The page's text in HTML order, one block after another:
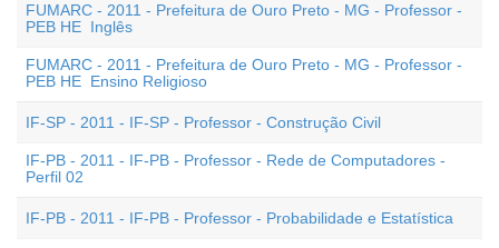
FUMARC - 2011 - Prefeitura de Ouro Preto - MG - Professor -
PEB HE  Inglês
FUMARC - 2011 - Prefeitura de Ouro Preto - MG - Professor -
PEB HE  Ensino Religioso
IF-SP - 2011 - IF-SP - Professor - Construção Civil
IF-PB - 2011 - IF-PB - Professor - Rede de Computadores -
Perfil 02
IF-PB - 2011 - IF-PB - Professor - Probabilidade e Estatística